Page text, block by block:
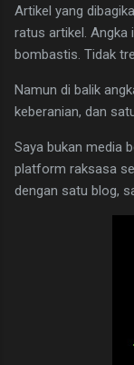
Artikel yang
ratus artikel. Angka
bombastis. Tidak
Namun di balik
keberanian, dan
Saya bukan media
platform raksasa
dengan satu blog,